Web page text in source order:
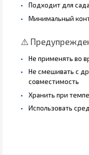
Подходит для
Минимальный
⚠️
Не применять во
Не смешивать с
совместимость
Хранить при
Использовать